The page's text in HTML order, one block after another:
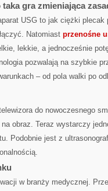
gra zmieniająca
USG to jak ciężki plecak
Natomiast przenośne
lekkie, a jednocześnie
pozwalają na szybkie
– od pola walki po
do nowoczesnego
obraz. Teraz wystarczy
Podobnie jest z
w branży medycznej.